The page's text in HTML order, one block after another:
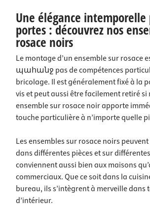
Une élégance intemporelle
portes : découvrez nos
rosace noirs
Le montage d’un ensemble sur rosace
պահանջ pas de compétences
bricolage. Il est généralement fixé à la
vis et peut aussi être facilement retiré si
ensemble sur rosace noir apporte
touche particulière à n’importe quelle
Les ensembles sur rosace noirs
dans différentes pièces et sur
conviennent aussi bien aux maisons
commerciaux. Que ce soit dans la
bureau, ils s’intègrent à merveille dans
d’intérieur.